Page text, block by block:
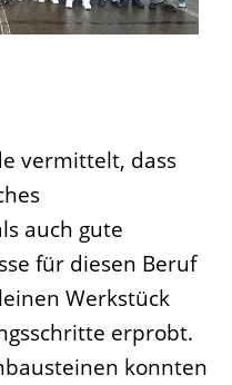
vermittelt, dass
auch gute
für diesen Beruf
Werkstück
erprobt.
konnten